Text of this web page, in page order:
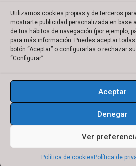
Utilizamos cookies propias y de terceros
mostrarte publicidad personalizada en base
de tus hábitos de navegación (por ejemplo,
para más información. Puedes aceptar
botón “Aceptar” o configurarlas o rechazar
“Configurar”.
Aceptar
Denegar
Ver
Política de cookies Política de
Copyright © 2022 Ibersyd
s
a
r
i
n
k
e
d
i
w
i
t
t
e
r
Aviso legal
Política de cookies